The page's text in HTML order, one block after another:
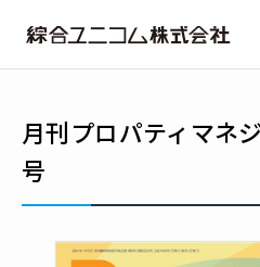
ニ
コ
月刊プロパティマネ
号